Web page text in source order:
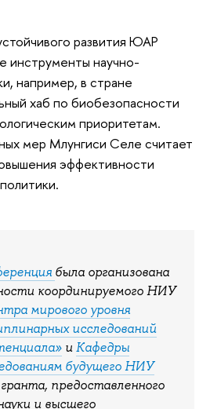
развития ЮАР
инструменты научно-
например, в стране
хаб по биобезопасности
приоритетам.
мер Млунгиси Селе считает
эффективности
была организована
координируемого НИУ
мирового уровня
исследований
иКафедры
будущего НИУ
предоставленного
и высшего